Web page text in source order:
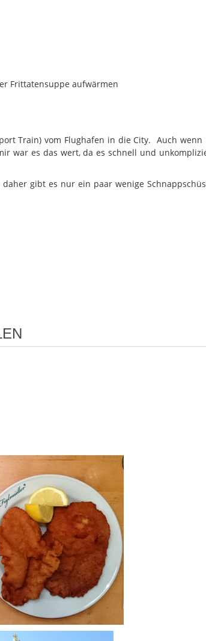
Frittatensuppe aufwärmen
Train) vom Flughafen in die City. Auch wenn
war es das wert, da es schnell und
gibt es nur ein paar wenige